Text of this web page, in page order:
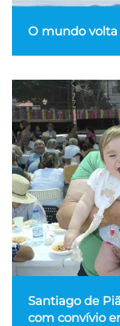
O mundo volta
Santiago de
com convívio